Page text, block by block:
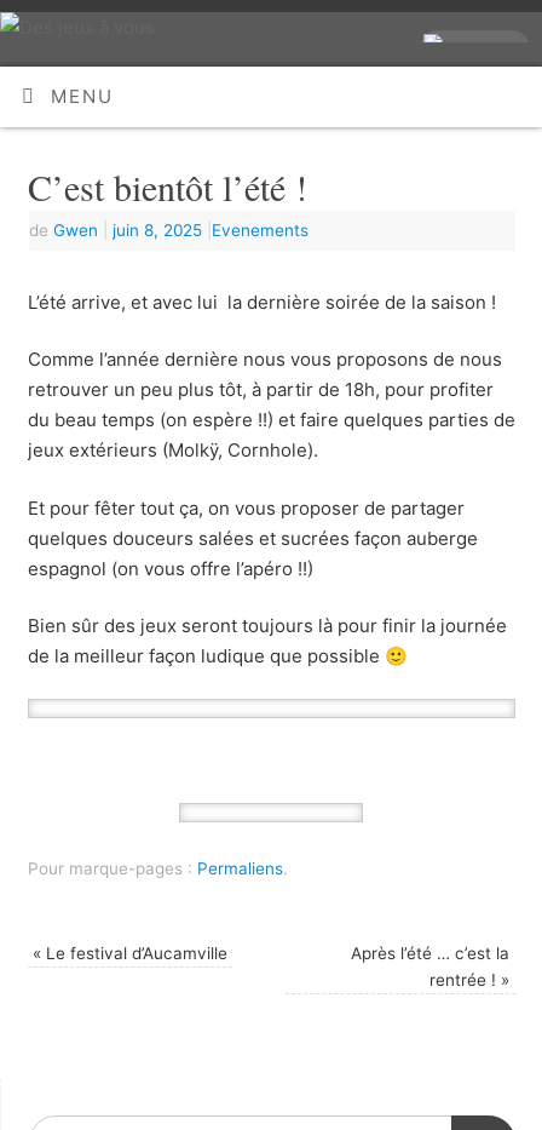
MENU
C’est bientôt l’été !
de Gwen juin 8, 2025 Evenements
L’été arrive, et avec lui la dernière soirée de la saison !
Comme l’année dernière nous vous proposons de nous
retrouver un peu plus tôt, à partir de 18h, pour profiter
du beau temps (on espère !!) et faire quelques parties de
jeux extérieurs (Molkÿ, Cornhole).
Et pour fêter tout ça, on vous proposer de partager
quelques douceurs salées et sucrées façon auberge
espagnol (on vous offre l’apéro !!)
Bien sûr des jeux seront toujours là pour finir la journée
de la meilleur façon ludique que possible 🙂
Pour marque-pages : Permaliens.
« Le festival d’Aucamville
Après l’été … c’est la
rentrée ! »